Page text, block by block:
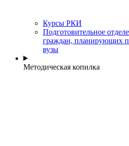
Курсы РКИ
Подготовительное
граждан, планирующих
вузы
Методическая копилка